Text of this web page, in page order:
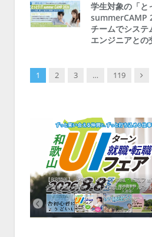
学生対象の「と
summerCAMP
チームでシステ
エンジニアとの
1 2 3 … 119 Next
【8/8開催】「和歌山 UIターン就職・転職フ
企業も5社が参加、ここに“和歌山のリアル”が